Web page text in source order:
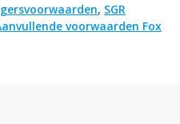
, SGR
voorwaarden Fox